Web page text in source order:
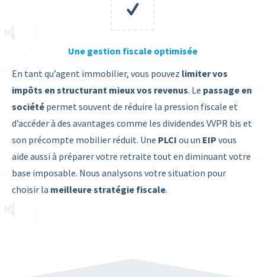
Une gestion fiscale optimisée
En tant qu’agent immobilier, vous pouvez limiter vos
impôts en structurant mieux vos revenus. Le passage en
société permet souvent de réduire la pression fiscale et
d’accéder à des avantages comme les dividendes VVPR bis et
son précompte mobilier réduit. Une PLCI ou un EIP vous
aide aussi à préparer votre retraite tout en diminuant votre
base imposable. Nous analysons votre situation pour
choisir la meilleure stratégie fiscale.